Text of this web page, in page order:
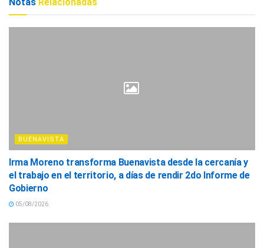
BUENAVISTA
Irma Moreno transforma Buenavista desde la cercanía y
el trabajo en el territorio, a días de rendir 2do Informe de
Gobierno
05/08/2026